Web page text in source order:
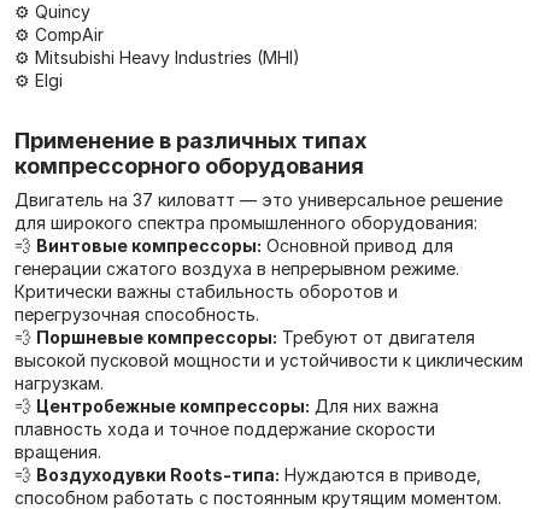
⚙️ Quincy
⚙️ CompAir
⚙️ Mitsubishi Heavy Industries (MHI)
⚙️ Elgi
Применение в различных типах
компрессорного оборудования
Двигатель на 37 киловатт — это универсальное решение
для широкого спектра промышленного оборудования:
💨 Винтовые компрессоры: Основной привод для
генерации сжатого воздуха в непрерывном режиме.
Критически важны стабильность оборотов и
перегрузочная способность.
💨 Поршневые компрессоры: Требуют от двигателя
высокой пусковой мощности и устойчивости к циклическим
нагрузкам.
💨 Центробежные компрессоры: Для них важна
плавность хода и точное поддержание скорости
вращения.
💨 Воздуходувки Roots-типа: Нуждаются в приводе,
способном работать с постоянным крутящим моментом.